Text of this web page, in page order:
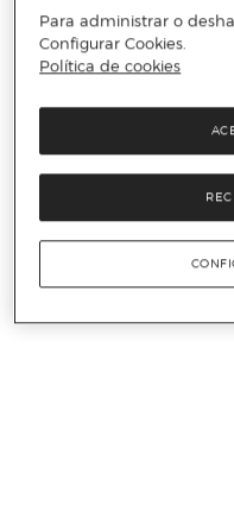
Para administrar o
Configurar Cookies.
Política de cookies